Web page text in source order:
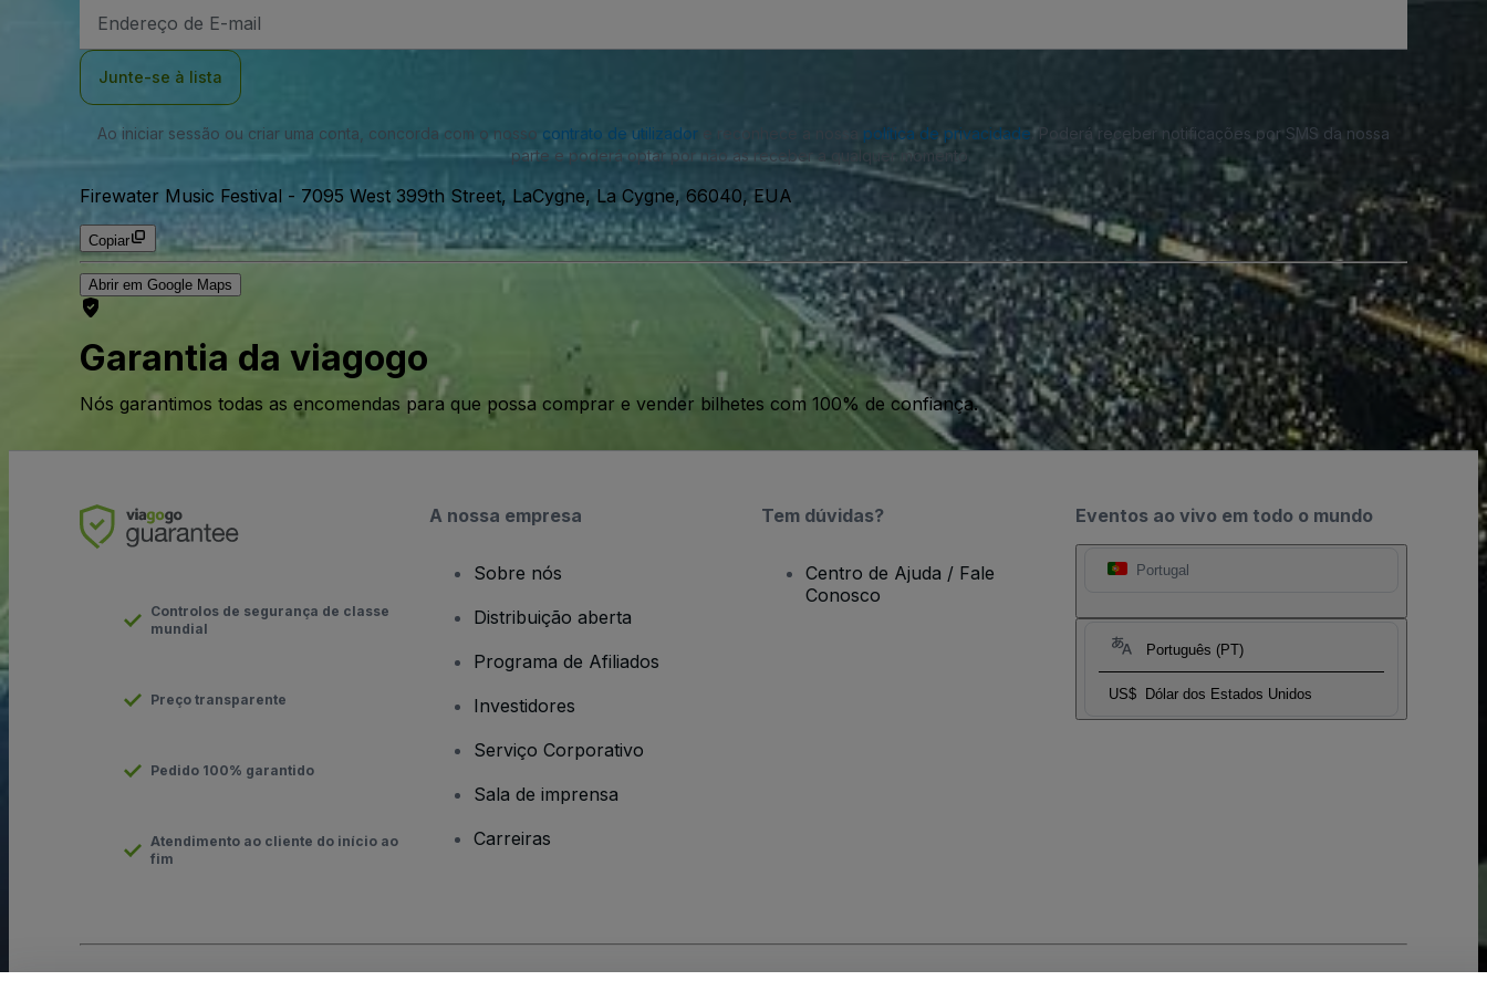
de
Junte-se à lista
Ao iniciar sessão ou criar uma conta, concorda com o nosso contrato de utilizador política de privacidade . Poderá receber notificações por SMS da nossa
parte e poderá optar por não as receber a qualquer momento.
Firewater Music Festival - 7095 West 399th Street, LaCygne, La Cygne, 66040, EUA
Copiar
Abrir em Google Maps
Garantia da viagogo
Nós garantimos todas as encomendas para que possa comprar e vender bilhetes com 100% de confiança.
Eventos ao vivo em todo o mundo
Portugal
Português (PT)
US$ Dólar dos Estados Unidos
Controlos de segurança de classe
mundial
Preço transparente
Pedido 100% garantido
Atendimento ao cliente do início ao
fim
A nossa empresa
Sobre nós
Distribuição aberta
Programa de Afiliados
Investidores
Serviço Corporativo
Sala de imprensa
Carreiras
Tem dúvidas?
Centro de Ajuda / Fale
Conosco